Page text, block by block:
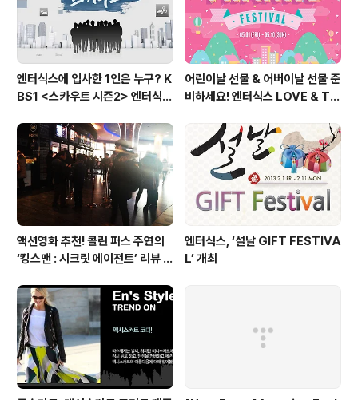
엔터식스에 입사한 1인은 누구? K
BS1 <스카우트 시즌2> 엔터식스
어린이날 선물 & 어버이날 선물 준
비하세요! 엔터식스 LOVE & TH
~ 05.10]
액션영화 추천! 콜린 퍼스 주연의
‘킹스맨 : 시크릿 에이전트’ 리뷰 &
엔터식스, ‘설날 GIFT FESTIVA
L’ 개최